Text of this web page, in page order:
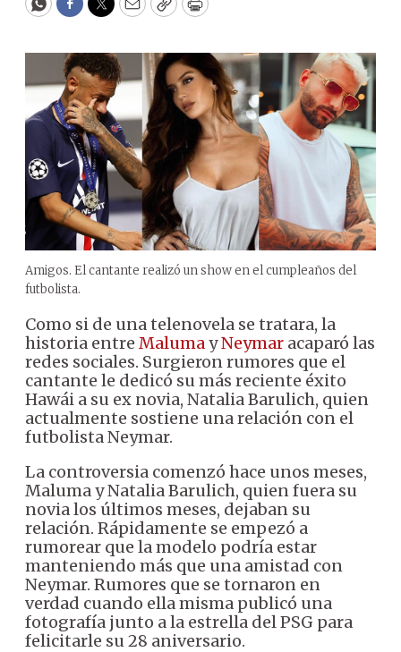
WhatsApp
Facebook
Twitter
EmailCopyPrint
Amigos. El cantante realizó un show en el cumpleaños del
futbolista.
Como si de una telenovela se tratara, la
historia entre MalumayNeymar acaparó las
redes sociales. Surgieron rumores que el
cantante le dedicó su más reciente éxito
Hawái a su ex novia, Natalia Barulich, quien
actualmente sostiene una relación con el
futbolista Neymar.
La controversia comenzó hace unos meses,
Maluma y Natalia Barulich, quien fuera su
novia los últimos meses, dejaban su
relación. Rápidamente se empezó a
rumorear que la modelo podría estar
manteniendo más que una amistad con
Neymar. Rumores que se tornaron en
verdad cuando ella misma publicó una
fotografía junto a la estrella del PSG para
felicitarle su 28 aniversario.